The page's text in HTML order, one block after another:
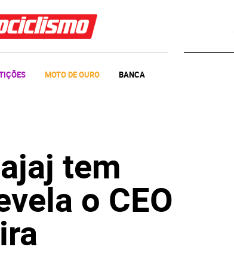
MOTO DE OURO BANCA
tem
o CEO